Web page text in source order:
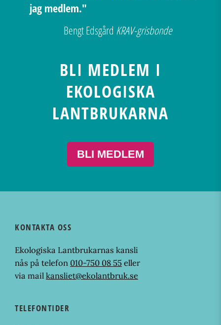
BLI MEDLEM I
EKOLOGISKA
LANTBRUKARNA
BLI MEDLEM
jag medlem."
Bengt Edsgård KRAV-grisbonde
KONTAKTA OSS
Ekologiska Lantbrukarnas kansli
nås på telefon 010-750 08 55eller
via mailkansliet@ekolantbruk.se
TELEFONTIDER